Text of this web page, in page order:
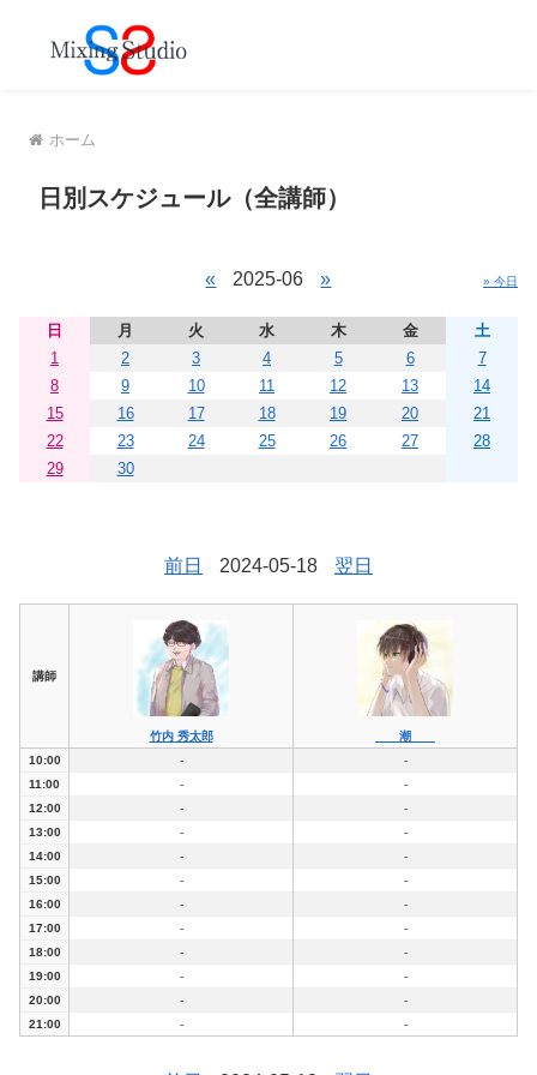
ホーム
日別スケジュール（全講師）
« 2025-06 » » 今日
日 月 火 水 木 金
土
1
2 3 4 5 6
7
8
9 10 11 12 13
14
15
16 17 18 19 20
21
22
23 24 25 26 27
28
29
30
前日 2024-05-18 翌日
講師
竹内 秀太郎
潮
10:00
-
-
11:00
-
-
12:00
-
-
13:00
-
-
14:00
-
-
15:00
-
-
16:00
-
-
17:00
-
-
18:00
-
-
19:00
-
-
20:00
-
-
21:00
- -